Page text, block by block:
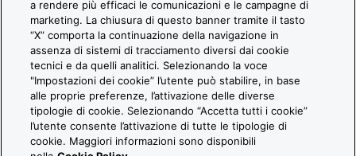
network and/or one or more of its member firms, each of which
is a separate legal entity. Please see www.pwc.com/structure
for further details.
PwC Italia
Contattaci
Cookie Policy
a rendere più efficaci le comunicazioni e le campagne di
marketing. La chiusura di questo banner tramite il tasto
“X” comporta la continuazione della navigazione in
assenza di sistemi di tracciamento diversi dai cookie
tecnici e da quelli analitici. Selezionando la voce
"Impostazioni dei cookie” l’utente può stabilire, in base
alle proprie preferenze, l’attivazione delle diverse
tipologie di cookie. Selezionando “Accetta tutti i cookie”
l’utente consente l’attivazione di tutte le tipologie di
cookie. Maggiori informazioni sono disponibili